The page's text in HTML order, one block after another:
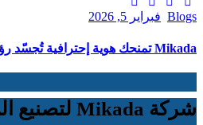
Blogs فبراير 5, 2026
Mikada تمنحك هوية إحترافية تُجسّد رؤيتك بدقة
شركة Mikada لتصنيع الملابس والمستلزمات الرياضية